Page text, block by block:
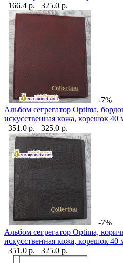
166.4 р.
325.0 р.
-7%
Альбом сегрегатор Optima,
искусственная кожа, корешок 40
351.0 р.
325.0 р.
-7%
Альбом сегрегатор Optima,
искусственная кожа, корешок 40
351.0 р.
325.0 р.